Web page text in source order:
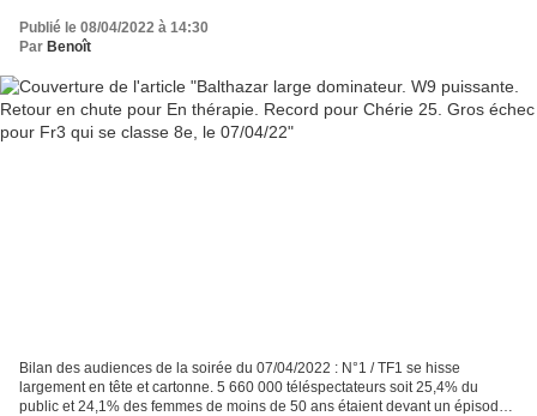
le 07/04/22
Publié le 08/04/2022 à 14:30
Par Benoît
Bilan des audiences de la soirée du 07/04/2022 : N°1 / TF1 se hisse
largement en tête et cartonne. 5 660 000 téléspectateurs soit 25,4% du
public et 24,1% des femmes de moins de 50 ans étaient devant un épisode